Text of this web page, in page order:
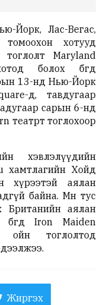
Йорк, Лас-Вегас,
хотууд
Maryland
болох бөгөөд
13-нд Нью-Йорк
д, тавдугаар
сарын 6-нд
театрт тоглохоор
хэвлэлүүдийн
хамтлагийн Хойд
хүрээтэй аялан
байна. Мөн тус
Британийн аялан
Iron Maiden
тоглолтод
Жиргэх